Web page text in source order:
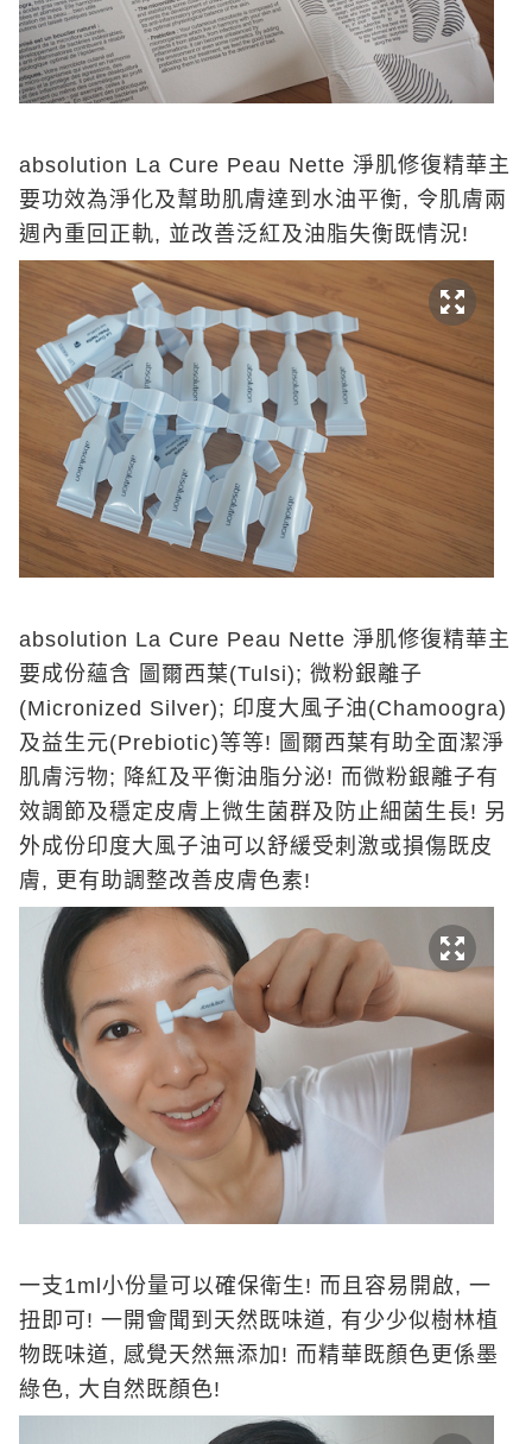
absolution La Cure Peau Nette 淨肌修復精華主
要功效為淨化及幫助肌膚達到水油平衡, 令肌膚兩
週內重回正軌, 並改善泛紅及油脂失衡既情況!
absolution La Cure Peau Nette 淨肌修復精華主
要成份蘊含 圖爾西葉(Tulsi); 微粉銀離子
(Micronized Silver); 印度大風子油(Chamoogra)
及益生元(Prebiotic)等等! 圖爾西葉有助全面潔淨
肌膚污物; 降紅及平衡油脂分泌! 而微粉銀離子有
效調節及穩定皮膚上微生菌群及防止細菌生長! 另
外成份印度大風子油可以舒緩受刺激或損傷既皮
膚, 更有助調整改善皮膚色素!
一支1ml小份量可以確保衛生! 而且容易開啟, 一
扭即可! 一開會聞到天然既味道, 有少少似樹林植
物既味道, 感覺天然無添加! 而精華既顏色更係墨
綠色, 大自然既顏色!